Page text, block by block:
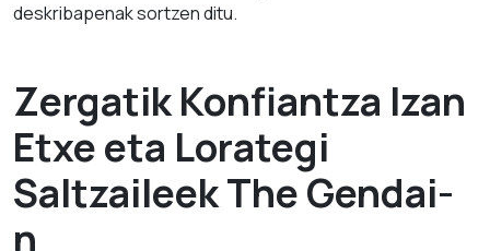
deskribapenak sortzen ditu.
Zergatik Konfiantza Izan
Etxe eta Lorategi
Saltzaileek The Gendai-
n